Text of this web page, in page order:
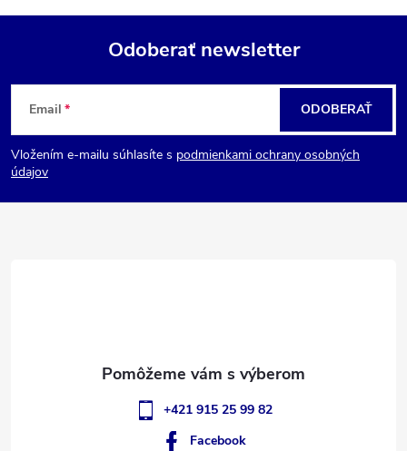
Z
á
p
Odoberať newsletter
Email
Vložením e-mailu súhlasíte s podmienkami ochrany osobných
údajov
ODOBERAŤ
+421 915 25 99 82
Facebook